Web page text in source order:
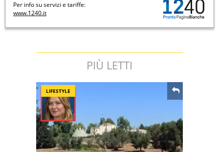
Per info su servizi e tariffe:
www.1240.it
PIÙ LETTI
LIFESTYLE